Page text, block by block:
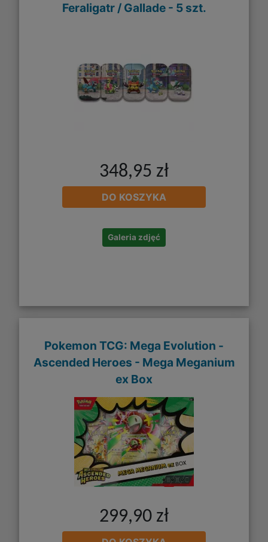
Feraligatr / Gallade - 5 szt.
348,95 zł
DO KOSZYKA
Galeria zdjęć
Pokemon TCG: Mega Evolution -
Ascended Heroes - Mega Meganium
ex Box
299,90 zł